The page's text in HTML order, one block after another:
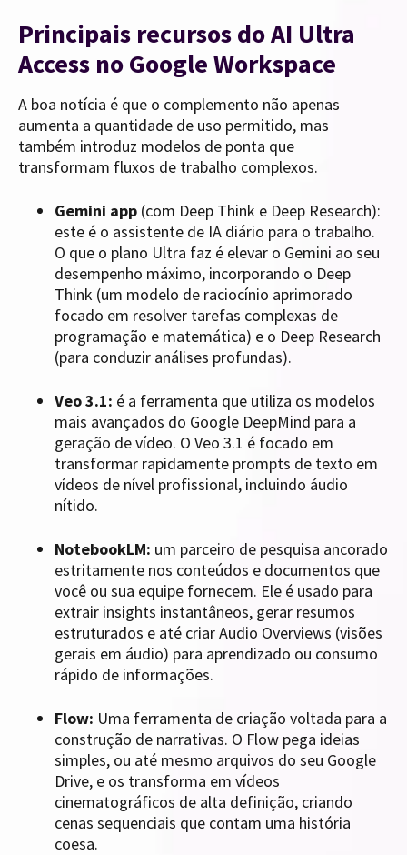
Principais recursos do AI Ultra
Access no Google Workspace
A boa notícia é que o complemento não apenas
aumenta a quantidade de uso permitido, mas
também introduz modelos de ponta que
transformam fluxos de trabalho complexos.
Gemini app (com Deep Think e Deep Research):
este é o assistente de IA diário para o trabalho.
O que o plano Ultra faz é elevar o Gemini ao seu
desempenho máximo, incorporando o Deep
Think (um modelo de raciocínio aprimorado
focado em resolver tarefas complexas de
programação e matemática) e o Deep Research
(para conduzir análises profundas).
Veo 3.1: é a ferramenta que utiliza os modelos
mais avançados do Google DeepMind para a
geração de vídeo. O Veo 3.1 é focado em
transformar rapidamente prompts de texto em
vídeos de nível profissional, incluindo áudio
nítido.
NotebookLM: um parceiro de pesquisa ancorado
estritamente nos conteúdos e documentos que
você ou sua equipe fornecem. Ele é usado para
extrair insights instantâneos, gerar resumos
estruturados e até criar Audio Overviews (visões
gerais em áudio) para aprendizado ou consumo
rápido de informações.
Flow: Uma ferramenta de criação voltada para a
construção de narrativas. O Flow pega ideias
simples, ou até mesmo arquivos do seu Google
Drive, e os transforma em vídeos
cinematográficos de alta definição, criando
cenas sequenciais que contam uma história
coesa.